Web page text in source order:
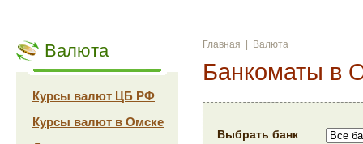
Валюта
Курсы валют ЦБ РФ
Курсы валют в Омске
Главная Валюта
Банкоматы в
Выбрать банк